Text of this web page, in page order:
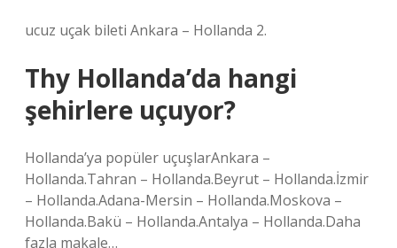
ucuz uçak bileti Ankara – Hollanda 2.
Thy Hollanda’da hangi
şehirlere uçuyor?
Hollanda’ya popüler uçuşlarAnkara –
Hollanda.Tahran – Hollanda.Beyrut – Hollanda.İzmir
– Hollanda.Adana-Mersin – Hollanda.Moskova –
Hollanda.Bakü – Hollanda.Antalya – Hollanda.Daha
fazla makale…